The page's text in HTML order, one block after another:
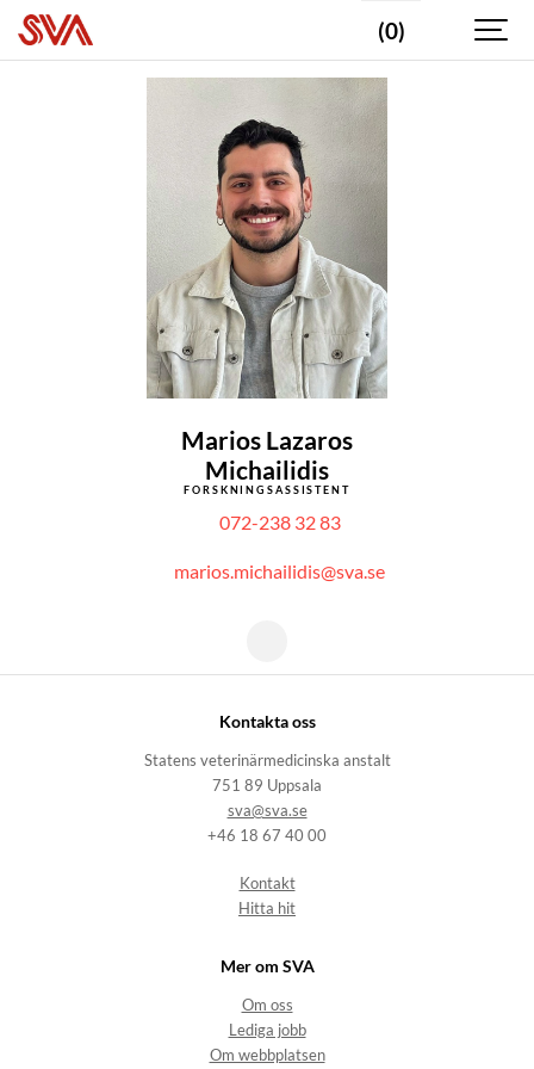
(0)
Marios Lazaros
Michailidis
FORSKNINGSASSISTENT
072-238 32 83
marios.michailidis@sva.se
Kontakta oss
Statens veterinärmedicinska anstalt
751 89 Uppsala
sva@sva.se
+46 18 67 40 00
Kontakt
Hitta hit
Mer om SVA
Om oss
Lediga jobb
Om webbplatsen